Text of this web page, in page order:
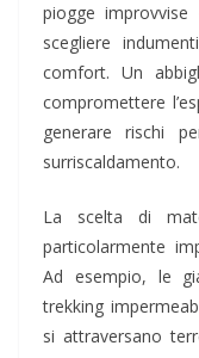
piogge
scegliere
comfort. Un
compromettere
generare rischi
surriscaldamento.
La scelta di
particolarmente
Ad esempio, le
trekking
si attraversano